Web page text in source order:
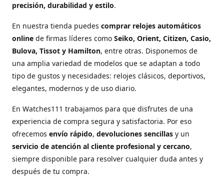
precisión, durabilidad y estilo.
En nuestra tienda puedes comprar relojes automáticos
online de firmas líderes como Seiko, Orient, Citizen, Casio,
Bulova, Tissot y Hamilton, entre otras. Disponemos de
una amplia variedad de modelos que se adaptan a todo
tipo de gustos y necesidades: relojes clásicos, deportivos,
elegantes, modernos y de uso diario.
En Watches111 trabajamos para que disfrutes de una
experiencia de compra segura y satisfactoria. Por eso
ofrecemos envío rápido, devoluciones sencillas y un
servicio de atención al cliente profesional y cercano,
siempre disponible para resolver cualquier duda antes y
después de tu compra.